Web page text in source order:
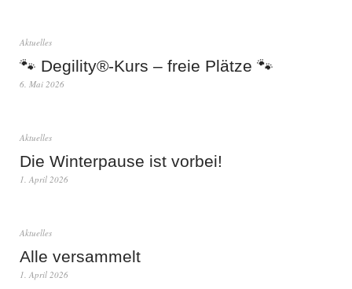
Aktuelles
🐾 Degility®-Kurs – freie Plätze 🐾
6. Mai 2026
Aktuelles
Die Winterpause ist vorbei!
1. April 2026
Aktuelles
Alle versammelt
1. April 2026